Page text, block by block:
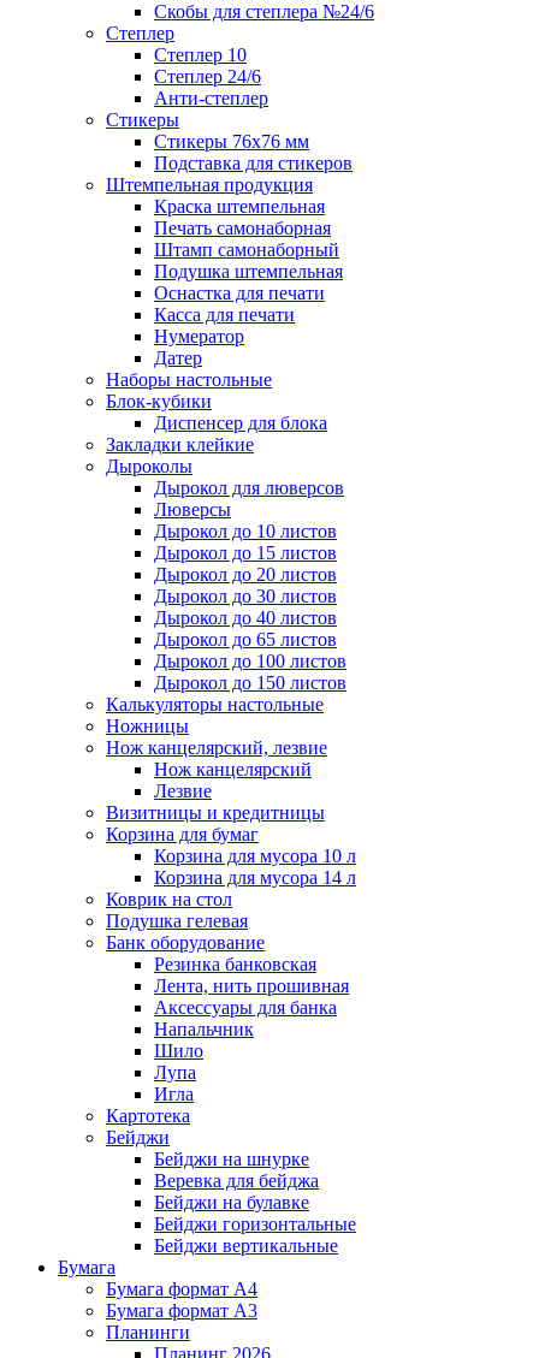
Скобы для степлера №24/6
Степлер
Степлер 10
Степлер 24/6
Анти-степлер
Стикеры
Стикеры 76x76 мм
Подставка для стикеров
Штемпельная продукция
Краска штемпельная
Печать самонаборная
Штамп самонаборный
Подушка штемпельная
Оснастка для печати
Касса для печати
Нумератор
Датер
Наборы настольные
Блок-кубики
Диспенсер для блока
Закладки клейкие
Дыроколы
Дырокол для люверсов
Люверсы
Дырокол до 10 листов
Дырокол до 15 листов
Дырокол до 20 листов
Дырокол до 30 листов
Дырокол до 40 листов
Дырокол до 65 листов
Дырокол до 100 листов
Дырокол до 150 листов
Калькуляторы настольные
Ножницы
Нож канцелярский, лезвие
Нож канцелярский
Лезвие
Визитницы и кредитницы
Корзина для бумаг
Корзина для мусора 10 л
Корзина для мусора 14 л
Коврик на стол
Подушка гелевая
Банк оборудование
Резинка банковская
Лента, нить прошивная
Аксессуары для банка
Напальчник
Шило
Лупа
Игла
Картотека
Бейджи
Бейджи на шнурке
Веревка для бейджа
Бейджи на булавке
Бейджи горизонтальные
Бейджи вертикальные
Бумага
Бумага формат А4
Бумага формат А3
Планинги
Планинг 2026